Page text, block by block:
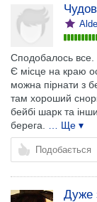
Сподобалось все.
Є місце на краю
можна пірнати з
там хороший
бейбі шарк та
берега.
… Ще ▾
Подобається
Дуже